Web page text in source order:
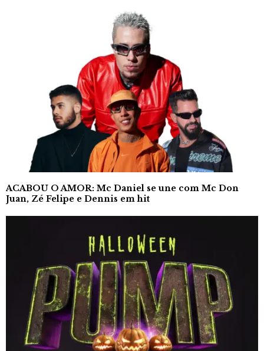
ACABOU O AMOR: Mc Daniel se une com Mc Don
Juan, Zé Felipe e Dennis em hit